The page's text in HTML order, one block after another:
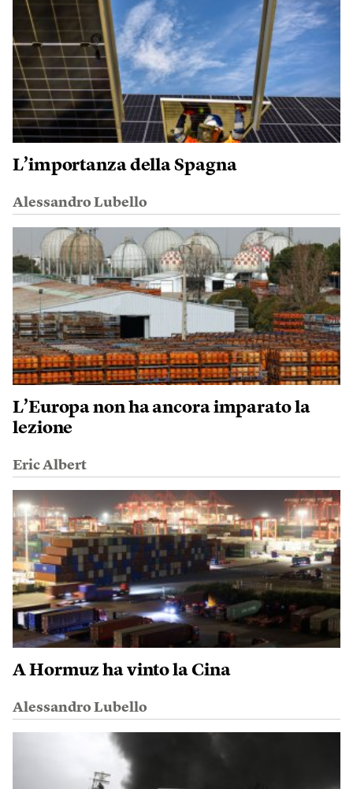
L’importanza della Spagna
Alessandro Lubello
L’Europa non ha ancora imparato la
lezione
Eric Albert
A Hormuz ha vinto la Cina
Alessandro Lubello